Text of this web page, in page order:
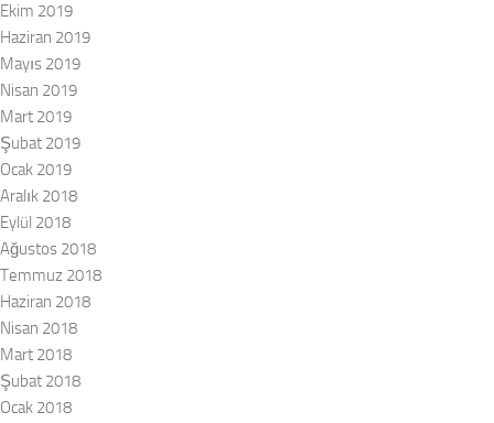
Ekim 2019
Haziran 2019
Mayıs 2019
Nisan 2019
Mart 2019
Şubat 2019
Ocak 2019
Aralık 2018
Eylül 2018
Ağustos 2018
Temmuz 2018
Haziran 2018
Nisan 2018
Mart 2018
Şubat 2018
Ocak 2018